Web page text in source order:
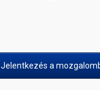
Jelentkezés a